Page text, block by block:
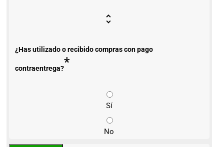
¿Has utilizado o recibido compras con pago
contraentrega?*
Sí
No